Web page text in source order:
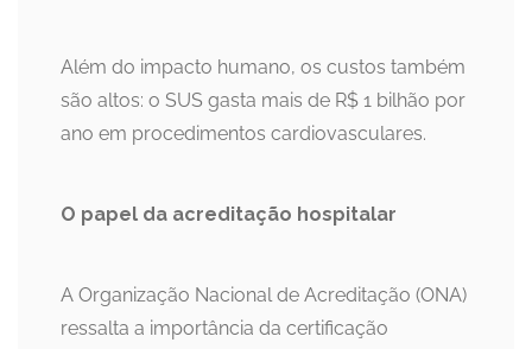
Além do impacto humano, os custos também
são altos: o SUS gasta mais de R$ 1 bilhão por
ano em procedimentos cardiovasculares.
O papel da acreditação hospitalar
A Organização Nacional de Acreditação (ONA)
ressalta a importância da certificação